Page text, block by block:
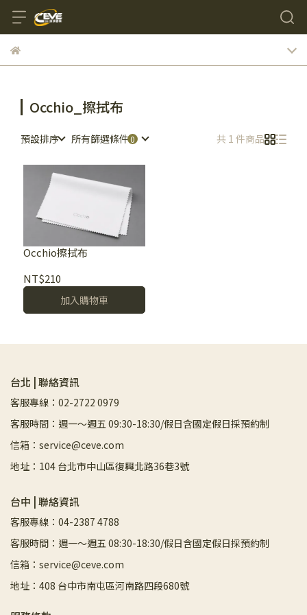
Occhio_擦拭布
預設排序 所有篩選條件 共 1 件商品
Occhio擦拭布
NT$210
加入購物車
台北 | 聯絡資訊
客服專線：02-2722 0979
客服時間：週一～週五 09:30-18:30/假日含國定假日採預約制
信箱：service@ceve.com
地址：104 台北市中山區復興北路36巷3號
台中 | 聯絡資訊
客服專線：04-2387 4788
客服時間：週一～週五 08:30-18:30/假日含國定假日採預約制
信箱：service@ceve.com
地址：408 台中市南屯區河南路四段680號